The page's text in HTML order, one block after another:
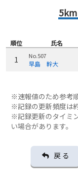
順位 氏名
1 No.507
早島 幹大
※速報値のため参考
※記録の更新頻度は
※記録更新のタイミ
い場合があります。
戻 る